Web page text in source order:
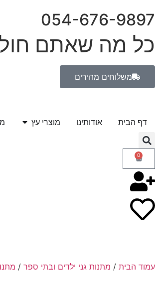
054-676-9897
כל מה שאתם
משלוחים מהירים
דף הבית אודותינו מוצרי עץ
0
עמוד הבית / מתנות גני ילדים ובתי ספר /